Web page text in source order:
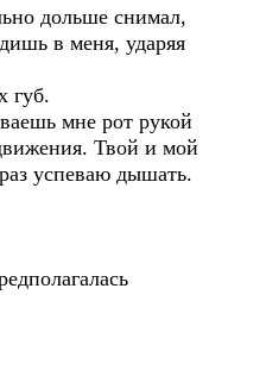
дольше снимал,
в меня, ударяя
губ.
мне рот рукой
Твой и мой
успеваю дышать.